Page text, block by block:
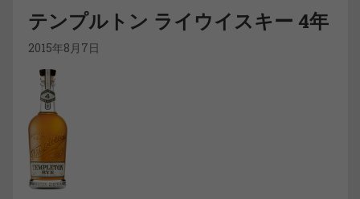
テンプルトン ライウイスキー 4年
2015年8月7日